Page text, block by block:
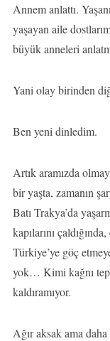
Annem anlattı.
yaşayan aile
büyük anneleri
Yani olay birinden
Ben yeni dinledim.
Artık aramızda
bir yaşta, zamanın
Batı Trakya’da
kapılarını
Türkiye’ye göç
yok… Kimi kağnı
kaldıramıyor.
Ağır aksak ama